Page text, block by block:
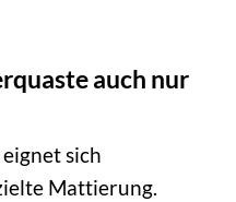
auch nur
sich
Mattierung.